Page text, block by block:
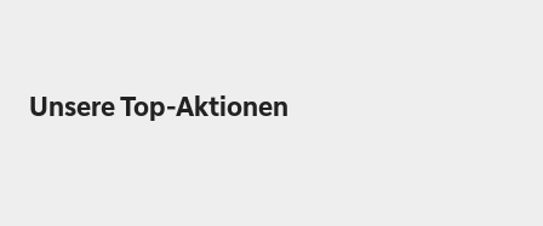
Unsere Top-Aktionen